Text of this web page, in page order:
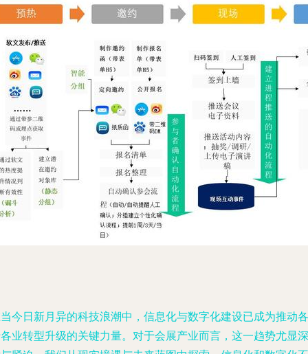
今日新月异的科技浪潮中，信息化与数字化建设已成为推动各
业转型升级的关键力量。对于会展产业而言，这一趋势尤显深